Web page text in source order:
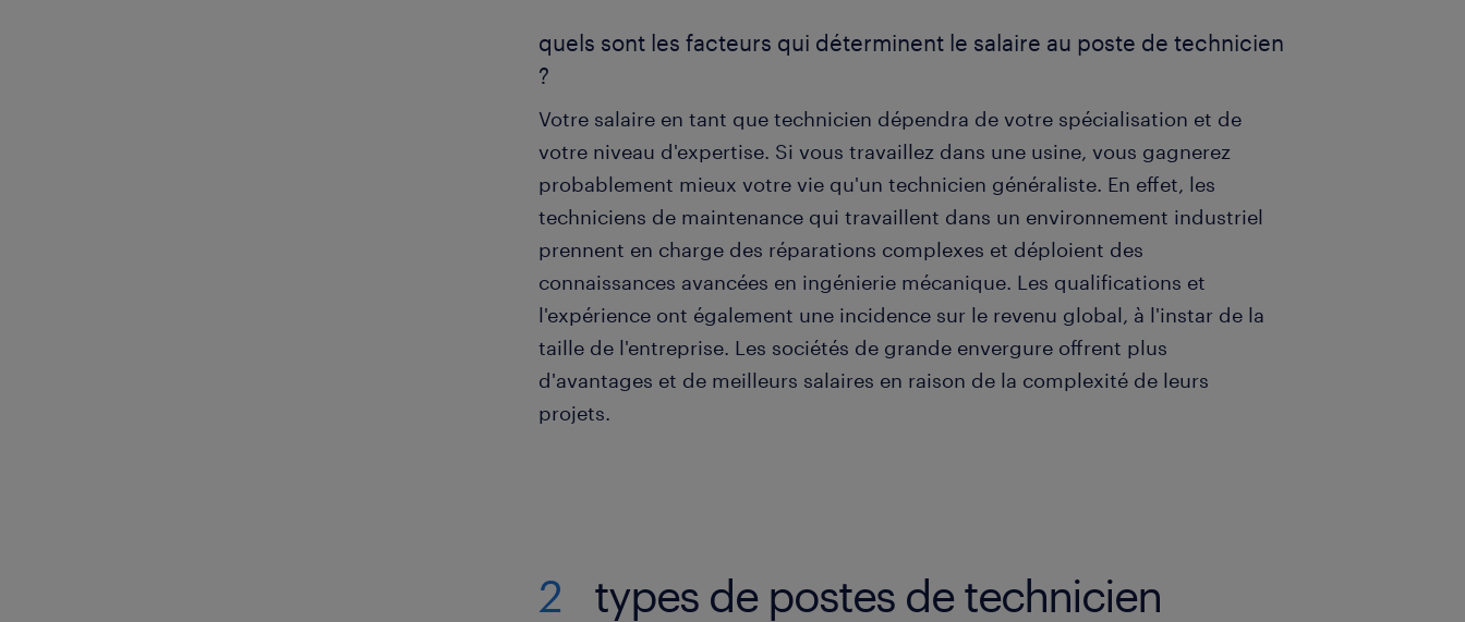
quels sont les facteurs qui déterminent le salaire au poste de technicien
?
Votre salaire en tant que technicien dépendra de votre spécialisation et de
votre niveau d'expertise. Si vous travaillez dans une usine, vous gagnerez
probablement mieux votre vie qu'un technicien généraliste. En effet, les
techniciens de maintenance qui travaillent dans un environnement industriel
prennent en charge des réparations complexes et déploient des
connaissances avancées en ingénierie mécanique. Les qualifications et
l'expérience ont également une incidence sur le revenu global, à l'instar de la
taille de l'entreprise. Les sociétés de grande envergure offrent plus
d'avantages et de meilleurs salaires en raison de la complexité de leurs
projets.
2 types de postes de technicien